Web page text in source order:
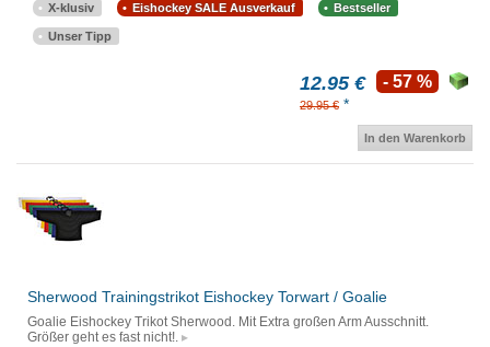
X-klusiv Eishockey SALE Ausverkauf Bestseller
Unser Tipp
12.95 €
29.95 € *
- 57 %
In den Warenkorb
Sherwood Trainingstrikot Eishockey Torwart / Goalie
Goalie Eishockey Trikot Sherwood. Mit Extra großen Arm Ausschnitt.
Größer geht es fast nicht!.